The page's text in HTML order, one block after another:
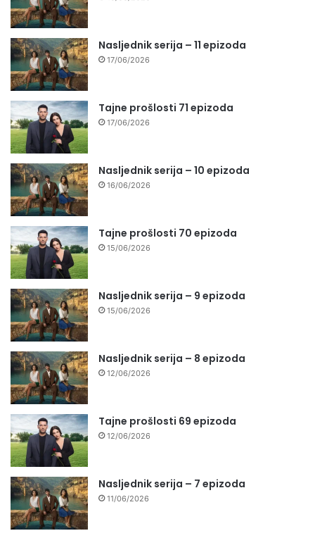
Nasljednik serija – 11 epizoda
17/06/2026
Tajne prošlosti 71 epizoda
17/06/2026
Nasljednik serija – 10 epizoda
16/06/2026
Tajne prošlosti 70 epizoda
15/06/2026
Nasljednik serija – 9 epizoda
15/06/2026
Nasljednik serija – 8 epizoda
12/06/2026
Tajne prošlosti 69 epizoda
12/06/2026
Nasljednik serija – 7 epizoda
11/06/2026